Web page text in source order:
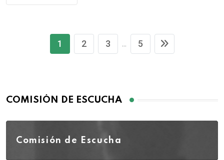
1 2 3 ... 5
COMISIÓN DE ESCUCHA
Comisión de Escucha